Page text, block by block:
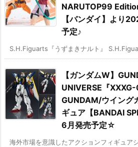
NARUTOP99
【バンダイ】より
予定♪
S.H.Figuarts『うずまきナルト』
【ガンダムW】
UNIVERSE『
GUNDAM/ウイング
ギュア【BANDAI
6月発売予定☆
海外市場を意識したアクションフィギュア